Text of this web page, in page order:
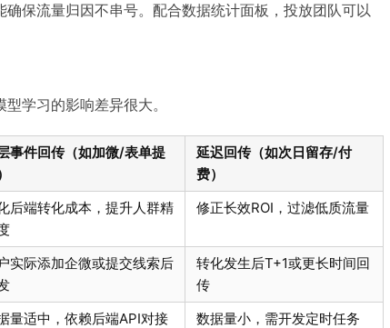
保流量归因不串号。配合数据统计面板，投放团队可以
学习的影响差异很大。
事件回传（如加微/表单提
延迟回传（如次日留存/付
费）
后端转化成本，提升人群精
修正长效ROI，过滤低质流量
实际添加企微或提交线索后
转化发生后T+1或更长时间回
传
量适中，依赖后端API对接
数据量小，需开发定时任务